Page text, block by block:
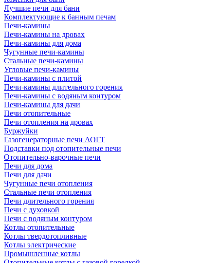
Лучшие печи для бани
Комплектующие к банным печам
Печи-камины
Печи-камины на дровах
Печи-камины для дома
Чугунные печи-камины
Стальные печи-камины
Угловые печи-камины
Печи-камины с плитой
Печи-камины длительного горения
Печи-камины с водяным контуром
Печи-камины для дачи
Печи отопительные
Печи отопления на дровах
Буржуйки
Газогенераторные печи АОГТ
Подставки под отопительные печи
Отопительно-варочные печи
Печи для дома
Печи для дачи
Чугунные печи отопления
Стальные печи отопления
Печи длительного горения
Печи с духовкой
Печи с водяным контуром
Котлы отопительные
Котлы твердотопливные
Котлы электрические
Промышленные котлы